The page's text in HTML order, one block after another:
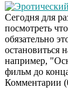
Сегодня для
посмотреть
обязательно
остановиться
например,
фильм до
Комментарии (